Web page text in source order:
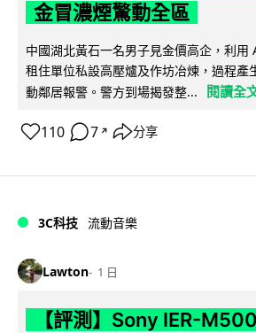
金冒濃煙驚動全區
中國湖北黃石一名男子見金價高企，利用
租住單位私設高壓爐及作坊冶煉，過程產
動鄰居報警。警方到場揭發整...
閱讀全
110 7 ↗ 分享
3C科技 流動音樂
Lawton 1 日
【評測】Sony IER-